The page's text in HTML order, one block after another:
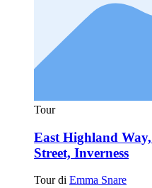
Tour
East Highland
Street, Inverness
Tour di Emma Snare